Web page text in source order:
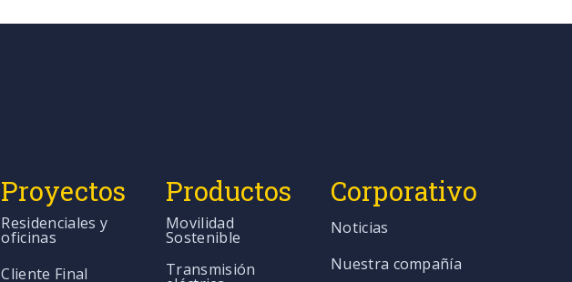
Proyectos
Residenciales y
oficinas
Cliente Final
Productos
Movilidad
Sostenible
Transmisión
Corporativo
Noticias
Nuestra compañía